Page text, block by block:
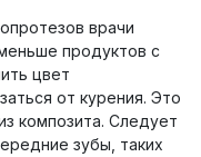
врачи
продуктов с
цвет
от курения. Это
композита. Следует
зубы, таких